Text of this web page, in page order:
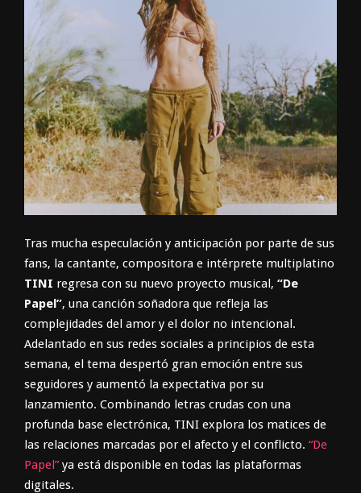
Tras mucha especulación y anticipación por parte de sus
fans, la cantante, compositora e intérprete multiplatino
TINI regresa con su nuevo proyecto musical, “De
Papel”, una canción soñadora que refleja las
complejidades del amor y el dolor no intencional.
Adelantado en sus redes sociales a principios de esta
semana, el tema despertó gran emoción entre sus
seguidores y aumentó la expectativa por su
lanzamiento. Combinando letras crudas con una
profunda base electrónica, TINI explora los matices de
las relaciones marcadas por el afecto y el conflicto. “De
Papel”ya está disponible en todas las plataformas
digitales.